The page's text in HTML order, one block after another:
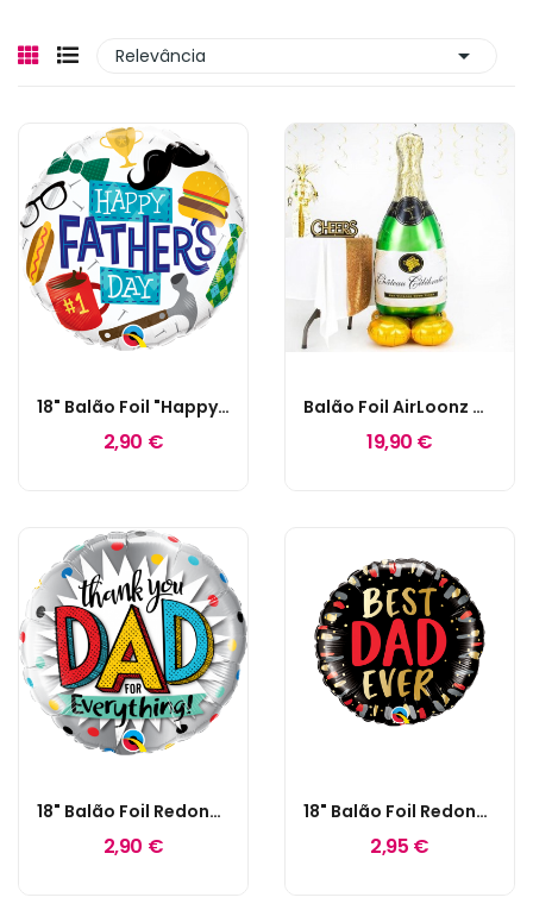
Relevância 
18" Balão Foil "Happy Father's Day"
2,90 €
Balão Foil AirLoonz Garrafa De Champagne
19,90 €
18" Balão Foil Redondo "Thank You Dad For...
2,90 €
18" Balão Foil Redondo Best Dad Ever
2,95 €